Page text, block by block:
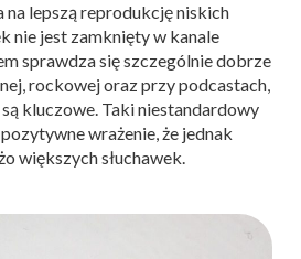
lepszą reprodukcję niskich
nie jest zamknięty w kanale
sprawdza się szczególnie dobrze
rockowej oraz przy podcastach,
kluczowe. Taki niestandardowy
wrażenie, że jednak
większych słuchawek.